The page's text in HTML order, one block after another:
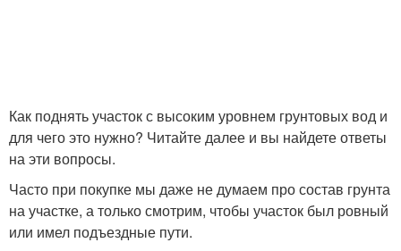
Как поднять участок с высоким уровнем грунтовых вод и
для чего это нужно? Читайте далее и вы найдете ответы
на эти вопросы.
Часто при покупке мы даже не думаем про состав грунта
на участке, а только смотрим, чтобы участок был ровный
или имел подъездные пути.